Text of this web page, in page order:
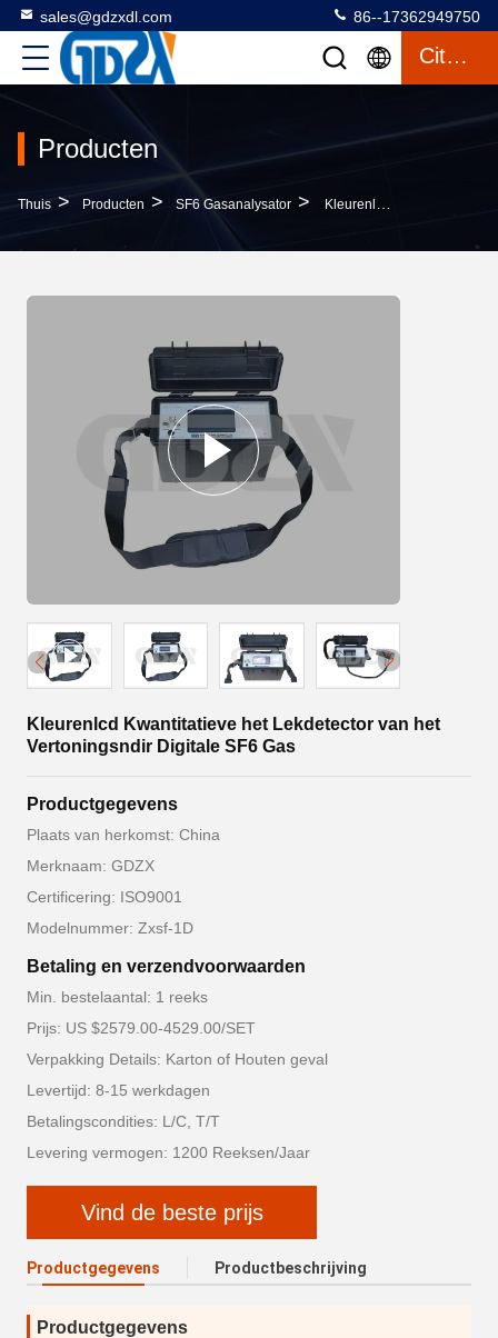
sales@gdzxdl.com 86--17362949750
Citaat
Producten
Thuis > Producten > SF6 Gasanalysator > Kleurenlcd Kwantitatieve Het Lekdetector Van Het Vertoningsndir Digitale SF6 Gas
Kleurenlcd Kwantitatieve het Lekdetector van het
Vertoningsndir Digitale SF6 Gas
Productgegevens
Plaats van herkomst: China
Merknaam: GDZX
Certificering: ISO9001
Modelnummer: Zxsf-1D
Betaling en verzendvoorwaarden
Min. bestelaantal: 1 reeks
Prijs: US $2579.00-4529.00/SET
Verpakking Details: Karton of Houten geval
Levertijd: 8-15 werkdagen
Betalingscondities: L/C, T/T
Levering vermogen: 1200 Reeksen/Jaar
Vind de beste prijs
Productgegevens Productbeschrijving
Productgegevens